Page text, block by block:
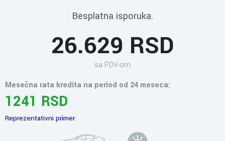
Besplatna isporuka.
26.629 RSD
sa PDV-om
Mesečna rata kredita na period od 24 meseca:
1241 RSD
Reprezentativni primer